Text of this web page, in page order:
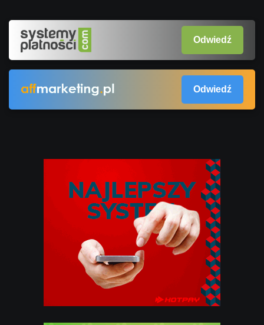
Odwiedź
Odwiedź